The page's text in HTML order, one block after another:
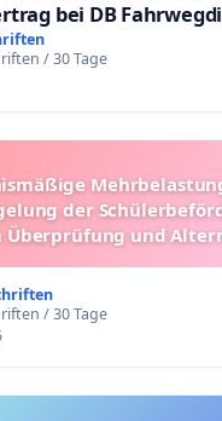
bei DB
/ 30 Tage
der
Überprüfung und
/ 30 Tage